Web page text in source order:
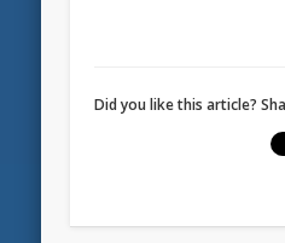
Did you like this article?